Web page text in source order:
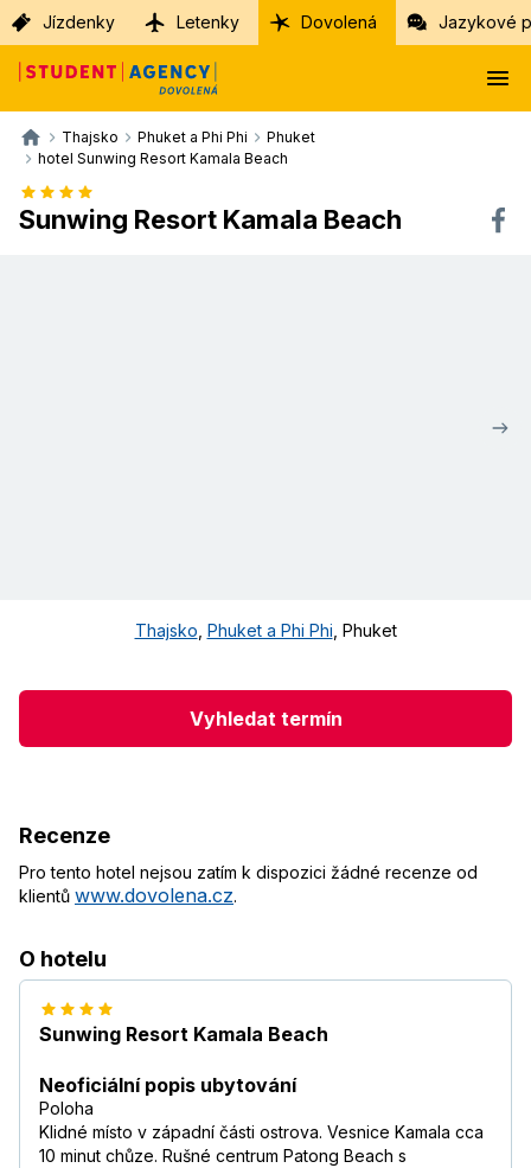
Jízdenky Letenky Dovolená Jazykové
Thajsko Phuket a Phi Phi
Phuket
hotel Sunwing Resort Kamala Beach
Sunwing Resort Kamala Beach
Thajsko Phuket a Phi Phi Phuket
Vyhledat termín
Recenze
Pro tento hotel nejsou zatím k dispozici žádné recenze od
klientů www.dovolena.cz.
O hotelu
Sunwing Resort Kamala Beach
Neoficiální popis ubytování
Poloha
Klidné místo v západní části ostrova. Vesnice Kamala cca
10 minut chůze. Rušné centrum Patong Beach s